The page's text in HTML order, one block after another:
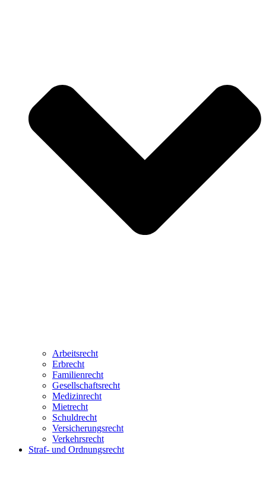
Arbeitsrecht
Erbrecht
Familienrecht
Gesellschaftsrecht
Medizinrecht
Mietrecht
Schuldrecht
Versicherungsrecht
Verkehrsrecht
Straf- und Ordnungsrecht